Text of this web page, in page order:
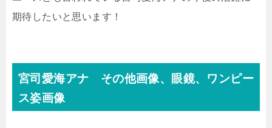
期待したいと思います！
宮司愛海アナ その他画像、眼鏡、ワンピー
ス姿画像